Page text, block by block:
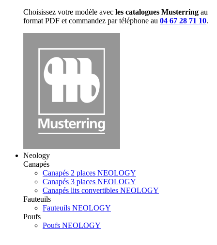
Choisissez votre modèle avec les catalogues Musterring au
format PDF et commandez par téléphone au 04 67 28 71 10.
Neology
Canapés
Canapés 2 places NEOLOGY
Canapés 3 places NEOLOGY
Canapés lits convertibles NEOLOGY
Fauteuils
Fauteuils NEOLOGY
Poufs
Poufs NEOLOGY